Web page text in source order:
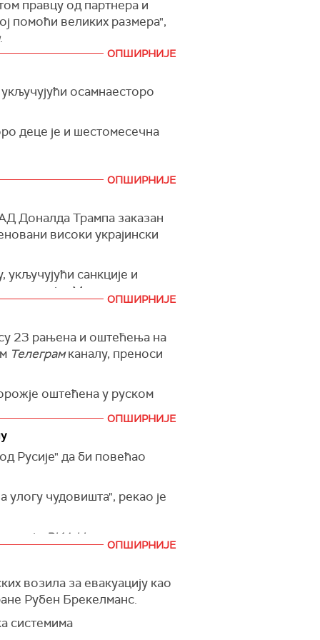
последица наставка
као чланицу, то би
ризика од рата између
правцу од партнера и
помоћи великих размера",
.
током самита НАТО-а у
да се овај правац не
НАТО-а Марку
ОПШИРНИЈЕ
осамнаесторо
деце је и шестомесечна
ОПШИРНИЈЕ
Доналда Трампа заказан
високи украјински
санкције и
из којег Москва
укључујући и америчке
ваздушних удара.
помоћ Украјини, подсетио
ОПШИРНИЈЕ
23 рањена и оштећења на
Телеграмканалу, преноси
оштећена у руском
на линији Одеса–
брзо су стигли на
ваздушна узбуна у
ОПШИРНИЈЕ
Русије" да би повећао
чудовишта", рекао је
је
РИА Новости
путем неограничене
је Песков.
одговарајући на захтев
наводно могла да
ОПШИРНИЈЕ
возила за евакуацију као
Рубен Брекелманс.
системима